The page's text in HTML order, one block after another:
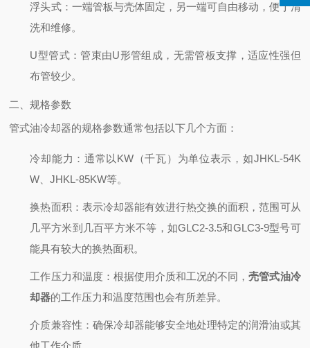
浮头式：一端管板与壳体固定，另一端可自由移动，便于清
洗和维修。
U型管式：管束由U形管组成，无需管板支撑，适应性强但
布管较少。
二、规格参数
管式油冷却器的规格参数通常包括以下几个方面：
冷却能力 ：通常以KW（千瓦）为单位表示，如JHKL-54K
W、JHKL-85KW等。
换热面积 ：表示冷却器能有效进行热交换的面积，范围可从
几平方米到几百平方米不等，如GLC2-3.5和GLC3-9型号可
能具有较大的换热面积。
工作压力和温度：根据使用介质和工况的不同，壳管式油冷
却器的工作压力和温度范围也会有所差异。
介质兼容性 ：确保冷却器能够安全地处理特定的润滑油或其